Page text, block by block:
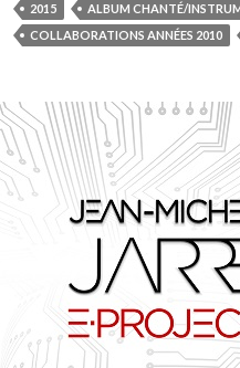
2015 ALBUM CHANTÉ/
COLLABORATIONS ANNÉES 2010